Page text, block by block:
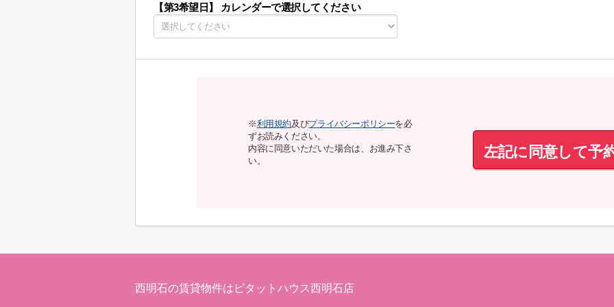
【第3希望日】 カレンダーで選択してください
※利用規約及びプライバシーポリシーを必
ずお読みください。
内容に同意いただいた場合は、お進み下さ
い。
左記に同意して予
西明石の賃貸物件はピタットハウス西明石店